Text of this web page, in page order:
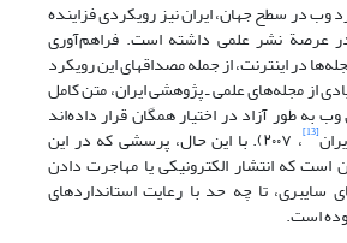
وب در سطح جهان، ایران نیز رویکردی فزاینده
عرصة نشر علمی داشته است. فراهم‌آوری
در اینترنت، از جمله مصداقهای این رویکرد
از مجله‌های علمی ـ پژوهشی ایران، متن کامل
به طور آزاد در اختیار همگان قرار داده‌اند
[13] ، ٢٠٠٧). با این حال، پرسشی که در این
که انتشار الکترونیکی یا مهاجرت دادن
سایبری، تا چه حد با رعایت استانداردهای
است.